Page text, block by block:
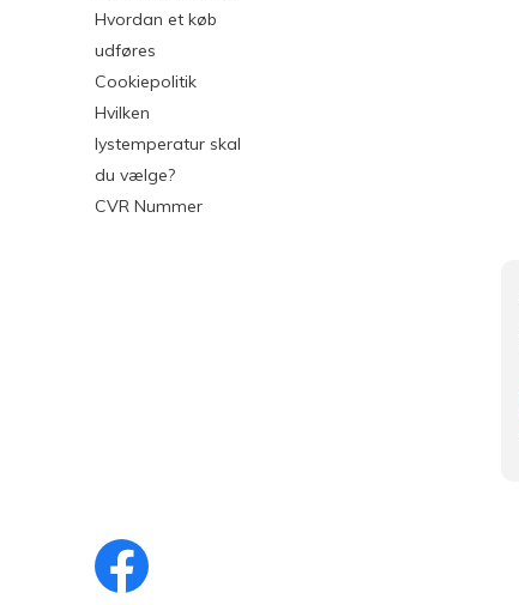
Hvordan et køb
udføres
Cookiepolitik
Hvilken
lystemperatur skal
du vælge?
CVR Nummer